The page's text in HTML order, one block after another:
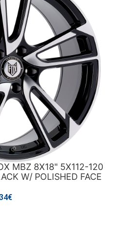
MBZ 8X18" 5X112-120
W/ POLISHED FACE